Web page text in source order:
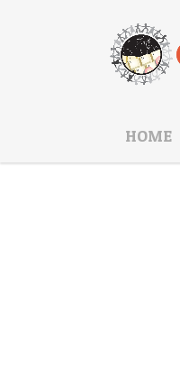
HOME